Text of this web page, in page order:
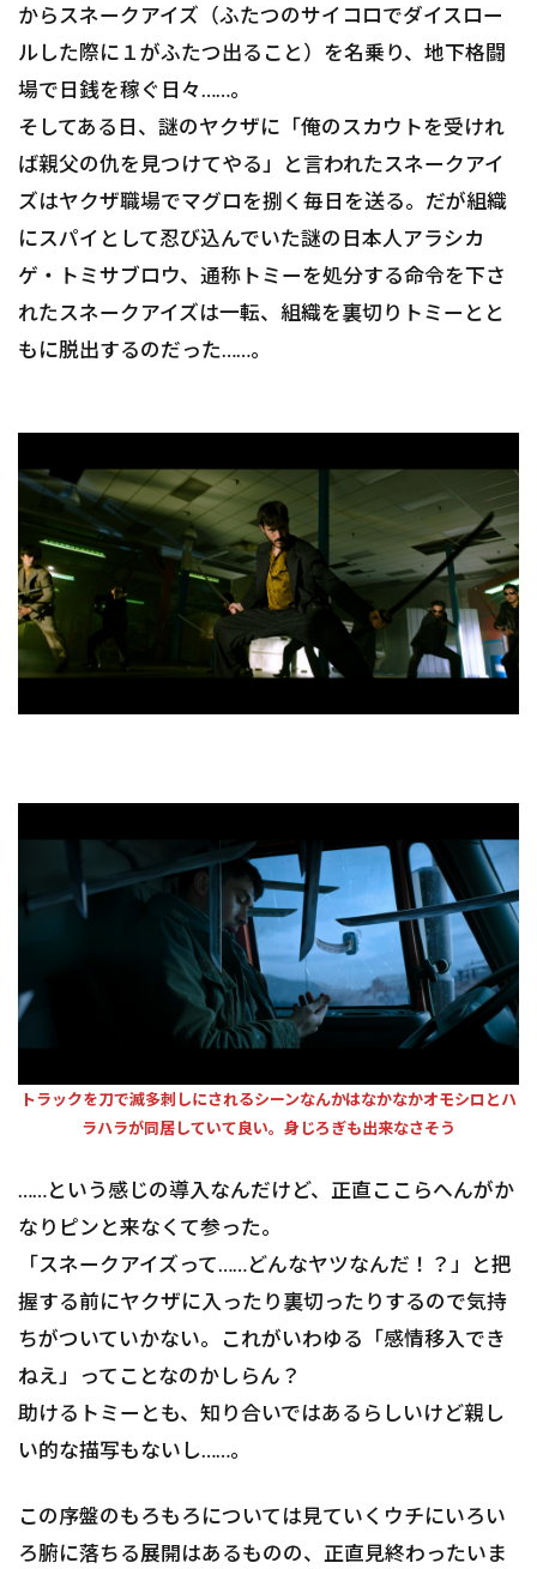
からスネークアイズ（ふたつのサイコロでダイスロー
ルした際に１がふたつ出ること）を名乗り、地下格闘
場で日銭を稼ぐ日々……。
そしてある日、謎のヤクザに「俺のスカウトを受けれ
ば親父の仇を見つけてやる」と言われたスネークアイ
ズはヤクザ職場でマグロを捌く毎日を送る。だが組織
にスパイとして忍び込んでいた謎の日本人アラシカ
ゲ・トミサブロウ、通称トミーを処分する命令を下さ
れたスネークアイズは一転、組織を裏切りトミーとと
もに脱出するのだった……。
トラックを刀で滅多刺しにされるシーンなんかはなかなかオモシロとハ
ラハラが同居していて良い。身じろぎも出来なさそう
……という感じの導入なんだけど、正直ここらへんがか
なりピンと来なくて参った。
「スネークアイズって……どんなヤツなんだ！？」と把
握する前にヤクザに入ったり裏切ったりするので気持
ちがついていかない。これがいわゆる「感情移入でき
ねえ」ってことなのかしらん？
助けるトミーとも、知り合いではあるらしいけど親し
い的な描写もないし……。
この序盤のもろもろについては見ていくウチにいろい
ろ腑に落ちる展開はあるものの、正直見終わったいま